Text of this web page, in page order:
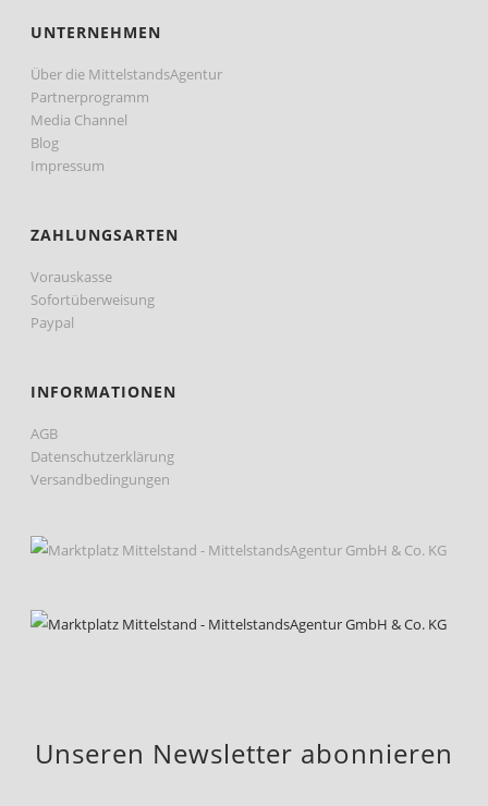
UNTERNEHMEN
Über die MittelstandsAgentur
Partnerprogramm
Media Channel
Blog
Impressum
ZAHLUNGSARTEN
Vorauskasse
Sofortüberweisung
Paypal
INFORMATIONEN
AGB
Datenschutzerklärung
Versandbedingungen
Unseren Newsletter abonnieren